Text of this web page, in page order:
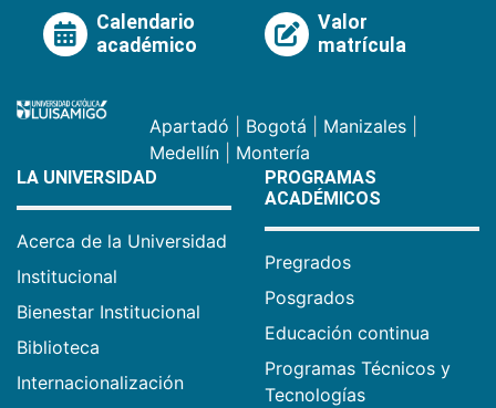
Calendario
académico
Valor
matrícula
Apartadó Bogotá Manizales
Medellín
Montería
LA UNIVERSIDAD
Acerca de la Universidad
Institucional
Bienestar Institucional
Biblioteca
Internacionalización
PROGRAMAS
ACADÉMICOS
Pregrados
Posgrados
Educación continua
Programas Técnicos y
Tecnologías